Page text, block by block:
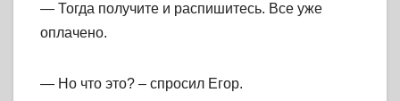
— Тогда получите и распишитесь. Все уже
оплачено.
— Но что это? – спросил Егор.